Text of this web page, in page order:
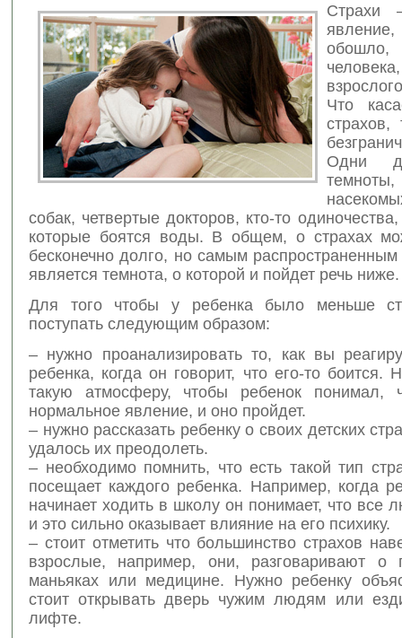
Страхи
Что
страхов,
Одни
собак, четвертые докторов, кто-то
которые боятся воды. В общем, о страхах
бесконечно долго, но самым распространенным
является темнота, о которой и пойдет речь ниже.
Для того чтобы у ребенка было меньше
поступать следующим образом:
– нужно проанализировать то, как вы
ребенка, когда он говорит, что его-то боится.
такую атмосферу, чтобы ребенок понимал,
нормальное явление, и оно пройдет.
– нужно рассказать ребенку о своих детских
удалось их преодолеть.
– необходимо помнить, что есть такой тип
посещает каждого ребенка. Например, когда
начинает ходить в школу он понимает, что все
и это сильно оказывает влияние на его психику.
– стоит отметить что большинство страхов
взрослые, например, они, разговаривают о
маньяках или медицине. Нужно ребенку
стоит открывать дверь чужим людям или
лифте.